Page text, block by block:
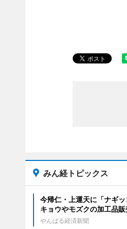
みん経トピックス
今帰仁・上運天に「ナギ
キョウやモズクの加工品販
やんばる経済新聞